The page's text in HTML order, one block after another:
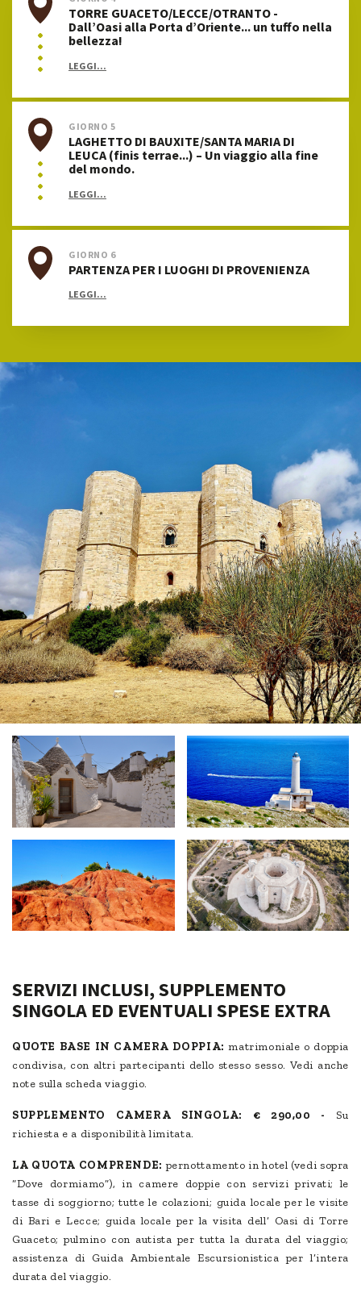
TORRE GUACETO/LECCE/OTRANTO -
Dall’Oasi alla Porta d’Oriente... un tuffo nella
bellezza!
LEGGI...
GIORNO 5
LAGHETTO DI BAUXITE/SANTA MARIA DI
LEUCA (finis terrae...) – Un viaggio alla fine
del mondo.
LEGGI...
GIORNO 6
PARTENZA PER I LUOGHI DI PROVENIENZA
LEGGI...
SERVIZI INCLUSI, SUPPLEMENTO
SINGOLA ED EVENTUALI SPESE EXTRA
QUOTE BASE IN CAMERA DOPPIA: matrimoniale o doppia
condivisa, con altri partecipanti dello stesso sesso. Vedi anche
note sulla scheda viaggio.
SUPPLEMENTO CAMERA SINGOLA: € 290,00 - Su
richiesta e a disponibilità limitata.
LA QUOTA COMPRENDE: pernottamento in hotel (vedi sopra
“Dove dormiamo”), in camere doppie con servizi privati; le
tasse di soggiorno; tutte le colazioni; guida locale per le visite
di Bari e Lecce; guida locale per la visita dell’ Oasi di Torre
Guaceto; pulmino con autista per tutta la durata del viaggio;
assistenza di Guida Ambientale Escursionistica per l’intera
durata del viaggio.